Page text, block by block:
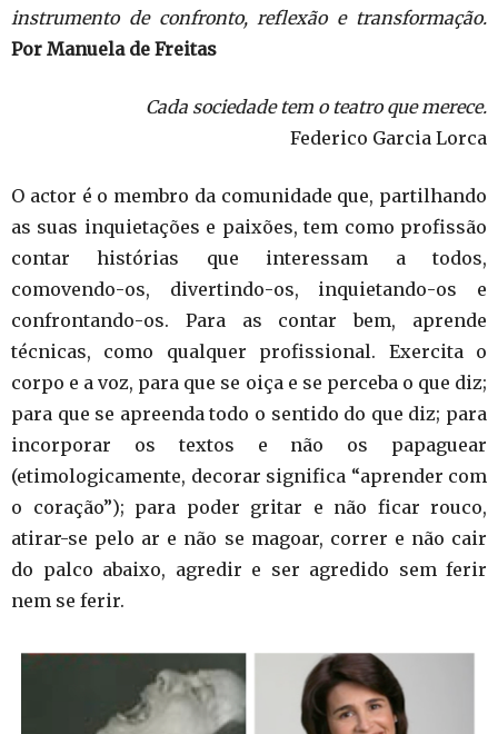
instrumento de confronto, reflexão e transformação.
Por Manuela de Freitas
Cada sociedade tem o teatro que merece.
Federico Garcia Lorca
O actor é o membro da comunidade que, partilhando
as suas inquietações e paixões, tem como profissão
contar histórias que interessam a todos,
comovendo-os, divertindo-os, inquietando-os e
confrontando-os. Para as contar bem, aprende
técnicas, como qualquer profissional. Exercita o
corpo e a voz, para que se oiça e se perceba o que diz;
para que se apreenda todo o sentido do que diz; para
incorporar os textos e não os papaguear
(etimologicamente, decorar significa “aprender com
o coração”); para poder gritar e não ficar rouco,
atirar-se pelo ar e não se magoar, correr e não cair
do palco abaixo, agredir e ser agredido sem ferir
nem se ferir.